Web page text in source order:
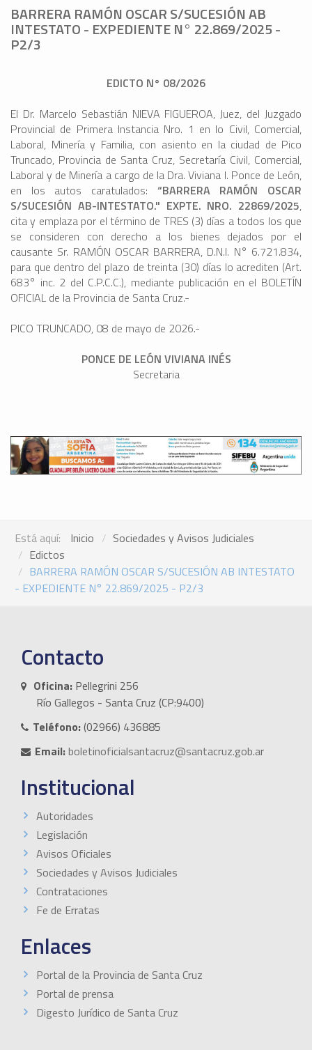
BARRERA RAMÓN OSCAR S/SUCESIÓN AB
INTESTATO - EXPEDIENTE N° 22.869/2025 -
P2/3
EDICTO N° 08/2026
El Dr. Marcelo Sebastián NIEVA FIGUEROA, Juez, del Juzgado
Provincial de Primera Instancia Nro. 1 en lo Civil, Comercial,
Laboral, Minería y Familia, con asiento en la ciudad de Pico
Truncado, Provincia de Santa Cruz, Secretaría Civil, Comercial,
Laboral y de Minería a cargo de la Dra. Viviana I. Ponce de León,
en los autos caratulados: “BARRERA RAMÓN OSCAR
S/SUCESIÓN AB-INTESTATO." EXPTE. NRO. 22869/2025,
cita y emplaza por el término de TRES (3) días a todos los que
se consideren con derecho a los bienes dejados por el
causante Sr. RAMÓN OSCAR BARRERA, D.N.I. N° 6.721.834,
para que dentro del plazo de treinta (30) días lo acrediten (Art.
683° inc. 2 del C.P.C.C.), mediante publicación en el BOLETÍN
OFICIAL de la Provincia de Santa Cruz.-
PICO TRUNCADO, 08 de mayo de 2026.-
PONCE DE LEÓN VIVIANA INÉS
Secretaria
Está aquí: Inicio
Sociedades y Avisos Judiciales
Edictos
BARRERA RAMÓN OSCAR S/SUCESIÓN AB INTESTATO
- EXPEDIENTE N° 22.869/2025 - P2/3
Contacto
Oficina: Pellegrini 256
Río Gallegos - Santa Cruz (CP:9400)
Teléfono:(02966) 436885
Email:boletinoficialsantacruz@santacruz.gob.ar
Institucional
Autoridades
Legislación
Avisos Oficiales
Sociedades y Avisos Judiciales
Contrataciones
Fe de Erratas
Enlaces
Portal de la Provincia de Santa Cruz
Portal de prensa
Digesto Jurídico de Santa Cruz